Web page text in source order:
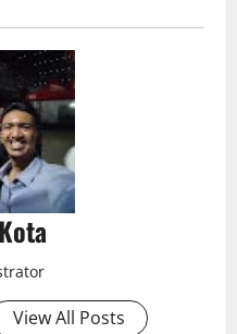
View All Posts